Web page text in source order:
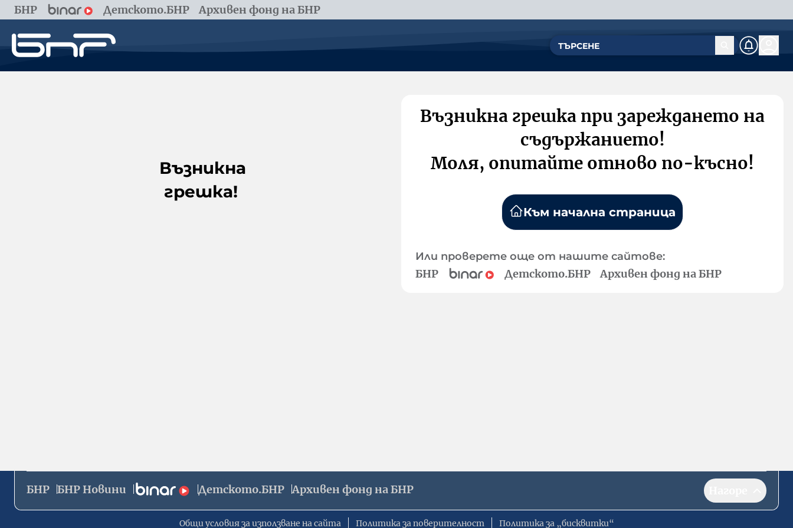
БНР Детското.БНР Архивен фонд на БНР
Възникна
грешка!
Възникна грешка при зареждането на
съдържанието!
Моля, опитайте отново по-късно!
Към начална страница
Или проверете още от нашите сайтове:
БНР Детското.БНР Архивен фонд на БНР
БНР БНР Новини Детското.БНР Архивен фонд на БНР
Общи условия за използване на сайта Политика за поверителност Политика за „бисквитки“